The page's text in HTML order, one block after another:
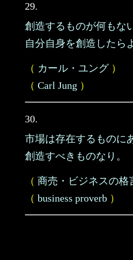
29.
創造するものが何もな
自分自身を創造したら
（ カール・ユング）
（ Carl Jung ）
30.
市場は存在するものに
創造すべきものなり。
（ 商売・ビジネスの格
（ business proverb ）